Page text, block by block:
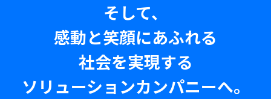
そして、
感動と笑顔にあふれる
社会を実現する
ソリューションカンパニーへ。